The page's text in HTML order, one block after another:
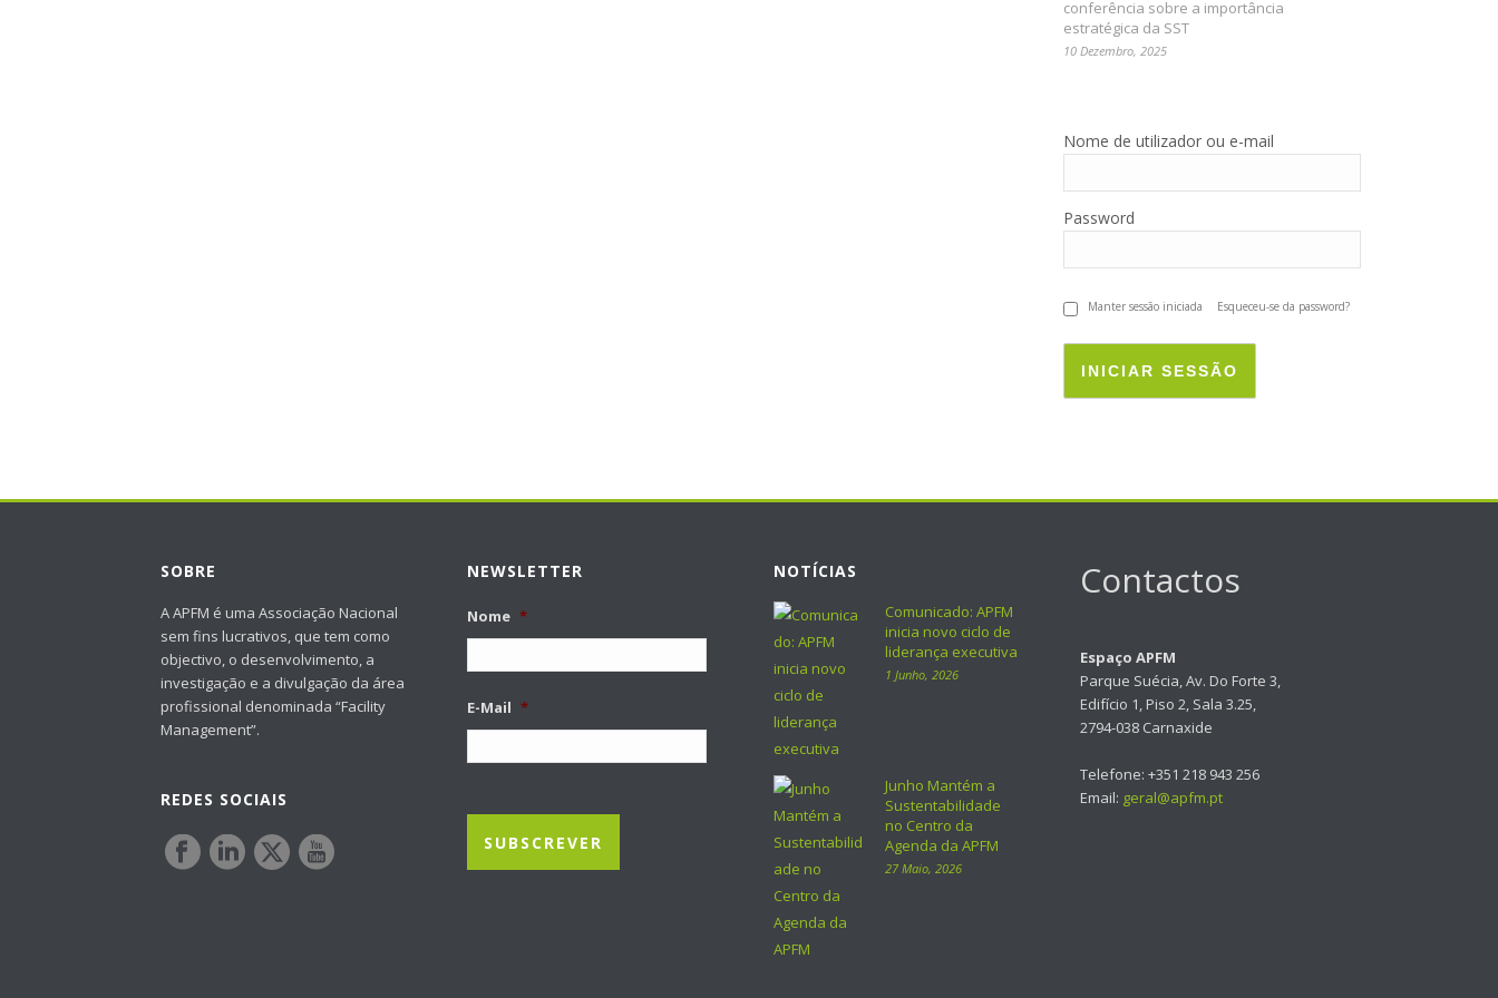
conferência sobre a importância
estratégica da SST
10 Dezembro, 2025
Nome de utilizador ou e-mail
Password
Manter sessão iniciada Esqueceu-se da password?
INICIAR SESSÃO
SOBRE
A APFM é uma Associação Nacional
sem fins lucrativos, que tem como
objectivo, o desenvolvimento, a
investigação e a divulgação da área
profissional denominada “Facility
Management”.
REDES SOCIAIS
NEWSLETTER
Nome *
E-Mail *
NOTÍCIAS
Comunicado: APFM
inicia novo ciclo de
liderança executiva
1 Junho, 2026
Junho Mantém a
Sustentabilidade
no Centro da
Agenda da APFM
27 Maio, 2026
Contactos
Espaço APFM
Parque Suécia, Av. Do Forte 3,
Edifício 1, Piso 2, Sala 3.25,
2794-038 Carnaxide
Telefone: +351 218 943 256
Email: geral@apfm.pt